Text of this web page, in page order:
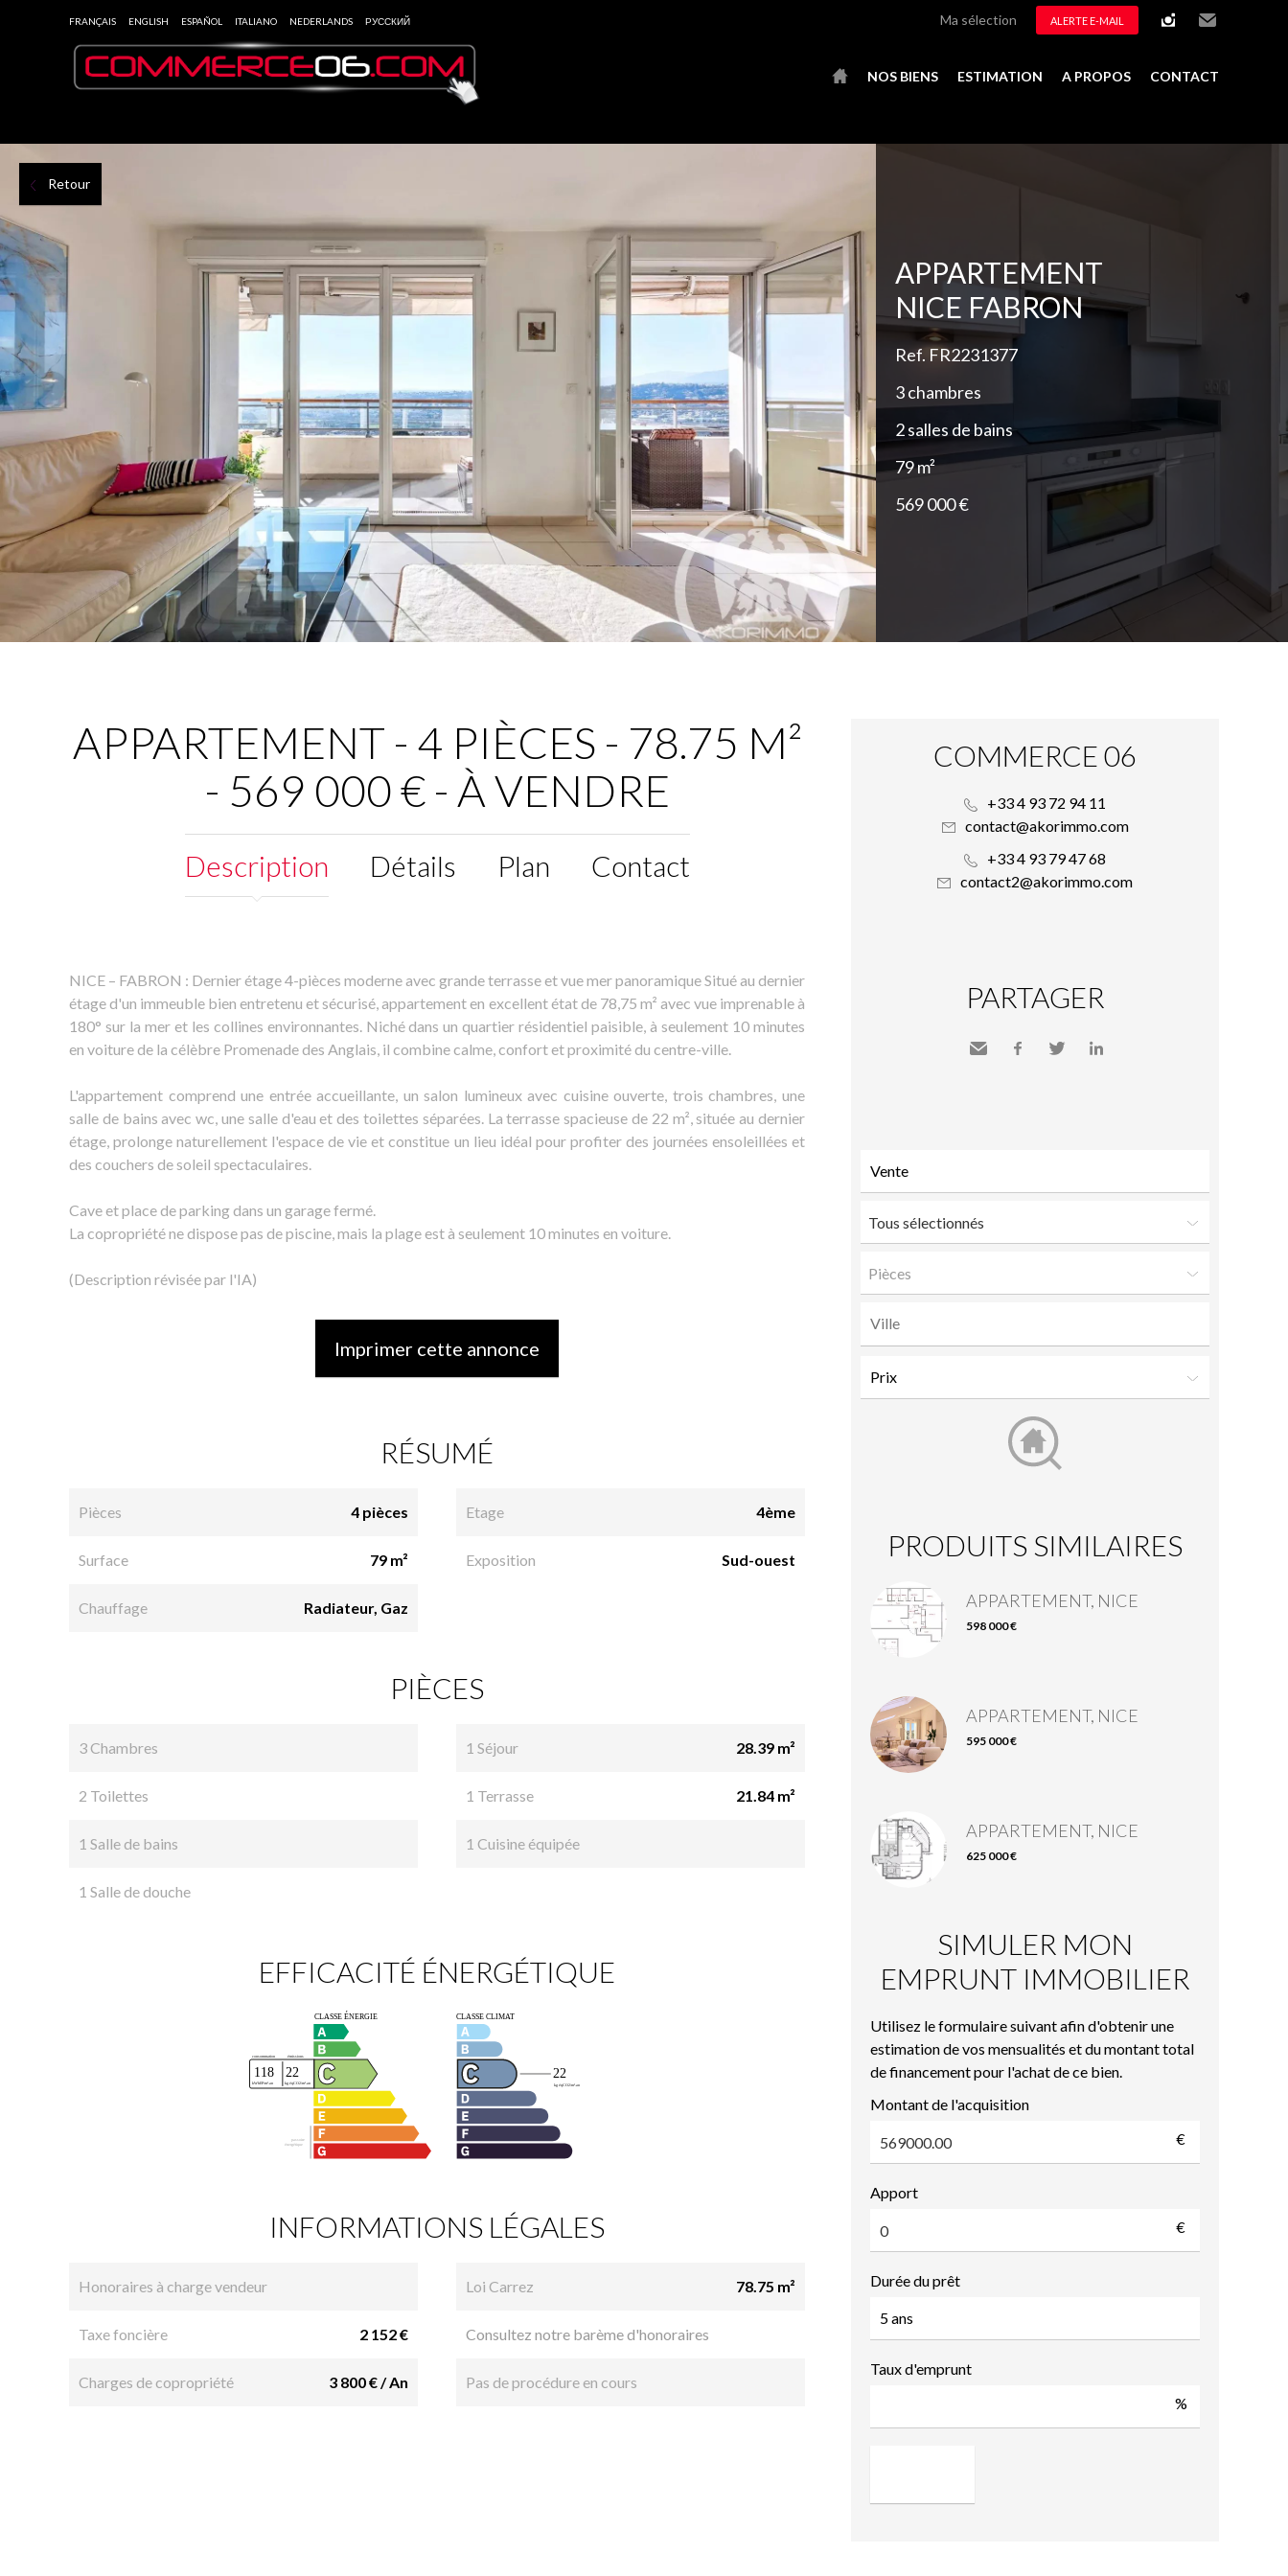
FRANÇAIS ENGLISH ESPAÑOL ITALIANO NEDERLANDS РУССКИЙ Ma sélection ALERTE E-MAIL
NOS BIENS ESTIMATION A PROPOS CONTACT
Retour
APPARTEMENT
NICE FABRON
Ref. FR2231377
3 chambres
2 salles de bains
79 m²
569 000 €
APPARTEMENT - 4 PIÈCES - 78.75 M²
- 569 000 € - À VENDRE
Description Détails Plan Contact
NICE – FABRON : Dernier étage 4-pièces moderne avec grande terrasse et vue mer panoramique Situé au dernier
étage d'un immeuble bien entretenu et sécurisé, appartement en excellent état de 78,75 m² avec vue imprenable à
180° sur la mer et les collines environnantes. Niché dans un quartier résidentiel paisible, à seulement 10 minutes
en voiture de la célèbre Promenade des Anglais, il combine calme, confort et proximité du centre-ville.
L'appartement comprend une entrée accueillante, un salon lumineux avec cuisine ouverte, trois chambres, une
salle de bains avec wc, une salle d'eau et des toilettes séparées. La terrasse spacieuse de 22 m², située au dernier
étage, prolonge naturellement l'espace de vie et constitue un lieu idéal pour profiter des journées ensoleillées et
des couchers de soleil spectaculaires.
Cave et place de parking dans un garage fermé.
La copropriété ne dispose pas de piscine, mais la plage est à seulement 10 minutes en voiture.
(Description révisée par l'IA)
Imprimer cette annonce
RÉSUMÉ
Pièces 4 pièces
Surface 79 m²
Chauffage Radiateur, Gaz
Etage 4ème
Exposition Sud-ouest
PIÈCES
3 Chambres
2 Toilettes
1 Salle de bains
1 Salle de douche
1 Séjour 28.39 m²
1 Terrasse 21.84 m²
1 Cuisine équipée
EFFICACITÉ ÉNERGÉTIQUE
INFORMATIONS LÉGALES
Honoraires à charge vendeur
Taxe foncière 2 152 €
Charges de copropriété 3 800 € / An
Loi Carrez 78.75 m²
Consultez notre barème d'honoraires
Pas de procédure en cours
COMMERCE 06
+33 4 93 72 94 11
contact@akorimmo.com
+33 4 93 79 47 68
contact2@akorimmo.com
PARTAGER
Tous sélectionnés
Pièces
PRODUITS SIMILAIRES
APPARTEMENT, NICE
598 000 €
APPARTEMENT, NICE
595 000 €
APPARTEMENT, NICE
625 000 €
SIMULER MON
EMPRUNT IMMOBILIER
Utilisez le formulaire suivant afin d'obtenir une
estimation de vos mensualités et du montant total
de financement pour l'achat de ce bien.
Montant de l'acquisition
€
Apport
€
Durée du prêt
Taux d'emprunt
%